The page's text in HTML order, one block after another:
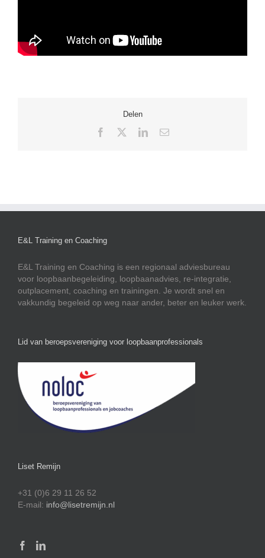
Delen
Facebook LinkedIn
E-
E&L Training en Coaching
E&L Training en Coaching is een regionaal adviesbureau
voor loopbaanbegeleiding, loopbaanadvies, re-integratie,
outplacement, coaching en trainingen. Je wordt snel en
vakkundig begeleid op weg naar ander, beter en leuker werk.
Lid van beroepsvereniging voor loopbaanprofessionals
Liset Remijn
+31 (0)6 29 11 26 52
E-mail: info@lisetremijn.nl